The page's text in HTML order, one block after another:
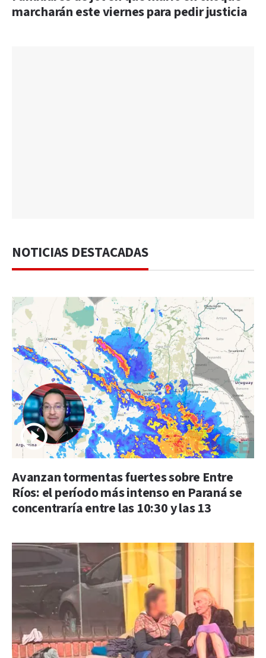
marcharán este viernes para pedir justicia
NOTICIAS DESTACADAS
Avanzan tormentas fuertes sobre Entre
Ríos: el período más intenso en Paraná se
concentraría entre las 10:30 y las 13